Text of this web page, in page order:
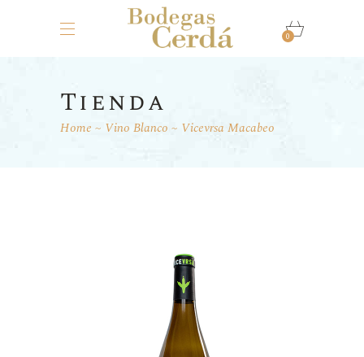
0
Tienda
Home Vino Blanco Vicevrsa Macabeo